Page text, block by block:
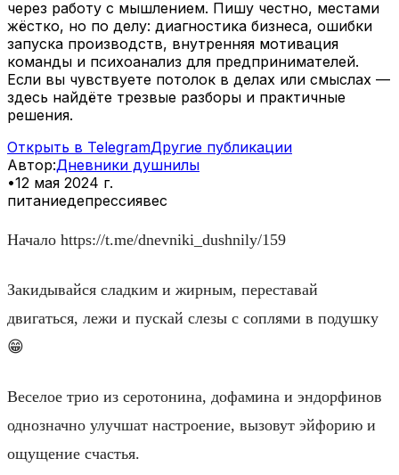
через работу с мышлением. Пишу честно, местами
жёстко, но по делу: диагностика бизнеса, ошибки
запуска производств, внутренняя мотивация
команды и психоанализ для предпринимателей.
Если вы чувствуете потолок в делах или смыслах —
здесь найдёте трезвые разборы и практичные
решения.
Открыть в TelegramДругие публикации
Автор:Дневники душнилы
•12 мая 2024 г.
питаниедепрессиявес
Начало https://t.me/dnevniki_dushnily/159
Закидывайся сладким и жирным, переставай
двигаться, лежи и пускай слезы с соплями в подушку
😁
Веселое трио из серотонина, дофамина и эндорфинов
однозначно улучшат настроение, вызовут эйфорию и
ощущение счастья.